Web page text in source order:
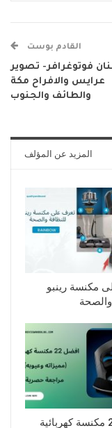
القادم بوست
فوتوغرافر- تصوير
عرايس والافراح مكة
والطائف والجنوب
المزيد عن المؤلف
مكنسة رينبو
افضل 22 مكنسة كهربائية